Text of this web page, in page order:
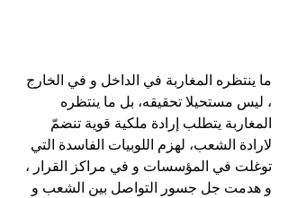
ما ينتظره المغاربة في الداخل و في الخارج
، ليس مستحيلا تحقيقه، بل ما ينتظره
المغاربة يتطلب إرادة ملكية قوية تنضمّ
لارادة الشعب، لهزم اللوبيات الفاسدة التي
توغلت في المؤسسات و في مراكز القرار ،
و هدمت جل جسور التواصل بين الشعب و